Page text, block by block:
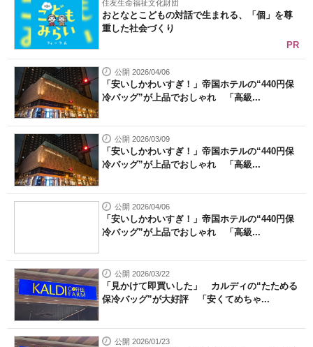
住友生命福祉文化財団
おとなとこどもの対話で生まれる、「個」を尊
重した社会づくり
PR
公開 2026/04/06
「安いしかわいすぎ！」帝国ホテルの“440円保
冷バッグ”が上品でおしゃれ 「高級...
公開 2026/03/09
「安いしかわいすぎ！」帝国ホテルの“440円保
冷バッグ”が上品でおしゃれ 「高級...
公開 2026/04/06
「安いしかわいすぎ！」帝国ホテルの“440円保
冷バッグ”が上品でおしゃれ 「高級...
公開 2026/03/22
「見かけて即買いした」 カルディの“たためる
保冷バッグ”が大好評 「安くてめちゃ...
公開 2026/01/23